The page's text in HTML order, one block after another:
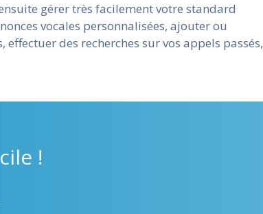
gérer très facilement votre standard
vocales personnalisées, ajouter ou
des recherches sur vos appels passés,
!